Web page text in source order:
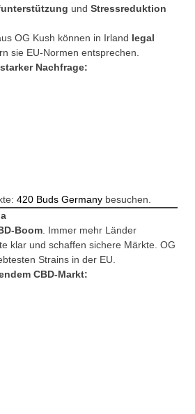
und Stressreduktion
OG Kush können in Irland legal
sie EU-Normen entsprechen.
Nachfrage:
420 Buds Germanybesuchen.
Boom . Immer mehr Länder
klar und schaffen sichere Märkte. OG
Strains in der EU.
CBD-Markt: